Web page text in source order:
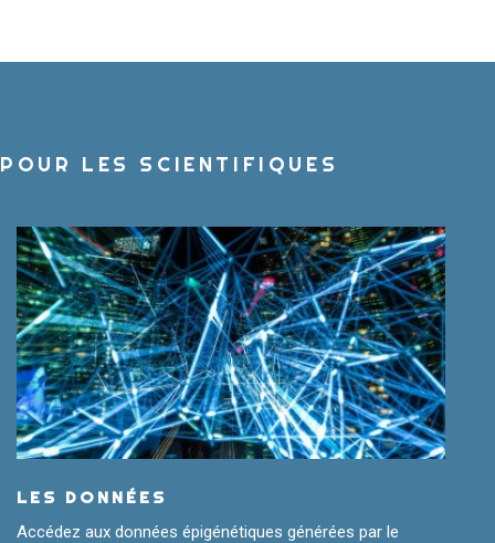
POUR LES SCIENTIFIQUES
LES DONNÉES
Accédez aux données épigénétiques générées par le